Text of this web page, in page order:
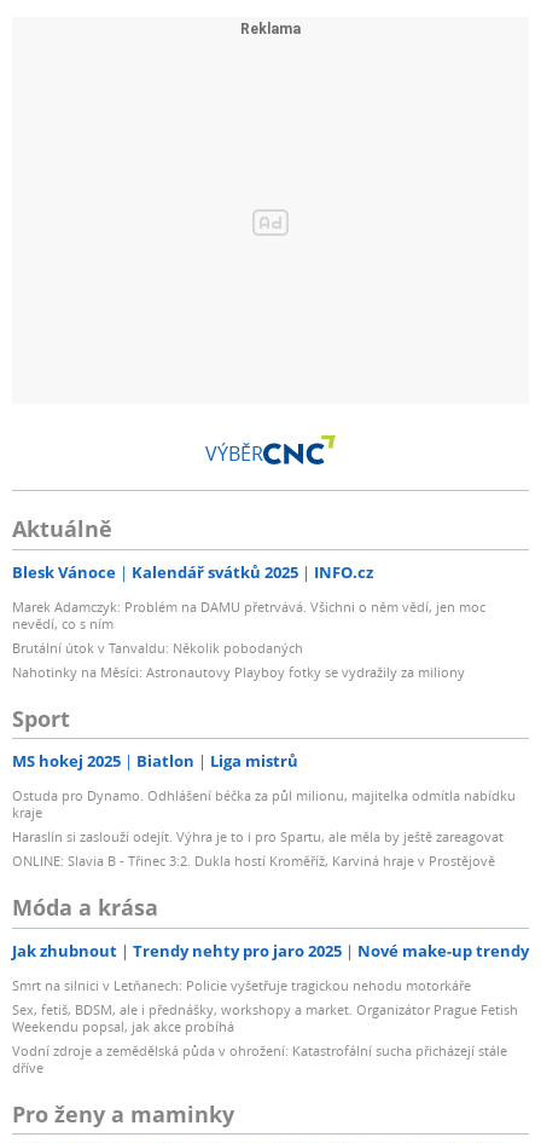
VÝBĚR
Aktuálně
Blesk Vánoce Kalendář svátků 2025 INFO.cz
Marek Adamczyk: Problém na DAMU přetrvává. Všichni o něm vědí, jen moc
nevědí, co s ním
Brutální útok v Tanvaldu: Několik pobodaných
Nahotinky na Měsíci: Astronautovy Playboy fotky se vydražily za miliony
Sport
MS hokej 2025 Biatlon Liga mistrů
Ostuda pro Dynamo. Odhlášení béčka za půl milionu, majitelka odmítla nabídku
kraje
Haraslín si zaslouží odejít. Výhra je to i pro Spartu, ale měla by ještě zareagovat
ONLINE: Slavia B - Třinec 3:2. Dukla hostí Kroměříž, Karviná hraje v Prostějově
Móda a krása
Jak zhubnout Trendy nehty pro jaro 2025 Nové make-up trendy
Smrt na silnici v Letňanech: Policie vyšetřuje tragickou nehodu motorkáře
Sex, fetiš, BDSM, ale i přednášky, workshopy a market. Organizátor Prague Fetish
Weekendu popsal, jak akce probíhá
Vodní zdroje a zemědělská půda v ohrožení: Katastrofální sucha přicházejí stále
dříve
Pro ženy a maminky